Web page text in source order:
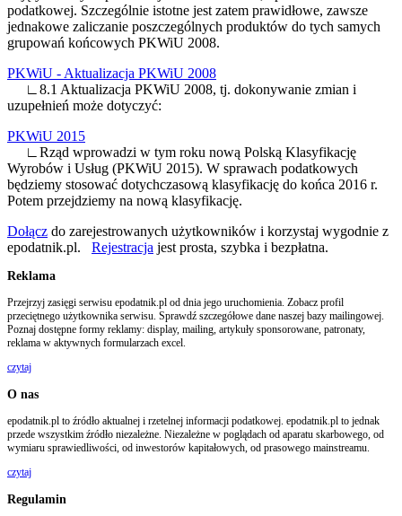
podatkowej. Szczególnie istotne jest zatem prawidłowe, zawsze
jednakowe zaliczanie poszczególnych produktów do tych samych
grupowań końcowych PKWiU 2008.
PKWiU - Aktualizacja PKWiU 2008
∟8.1 Aktualizacja PKWiU 2008, tj. dokonywanie zmian i
uzupełnień może dotyczyć:
PKWiU 2015
∟Rząd wprowadzi w tym roku nową Polską Klasyfikację
Wyrobów i Usług (PKWiU 2015). W sprawach podatkowych
będziemy stosować dotychczasową klasyfikację do końca 2016 r.
Potem przejdziemy na nową klasyfikację.
Dołącz do zarejestrowanych użytkowników i korzystaj wygodnie z
epodatnik.pl. Rejestracja jest prosta, szybka i bezpłatna.
Reklama
Przejrzyj zasięgi serwisu epodatnik.pl od dnia jego uruchomienia. Zobacz profil
przeciętnego użytkownika serwisu. Sprawdź szczegółowe dane naszej bazy mailingowej.
Poznaj dostępne formy reklamy: display, mailing, artykuły sponsorowane, patronaty,
reklama w aktywnych formularzach excel.
czytaj
O nas
epodatnik.pl to źródło aktualnej i rzetelnej informacji podatkowej. epodatnik.pl to jednak
przede wszystkim źródło niezależne. Niezależne w poglądach od aparatu skarbowego, od
wymiaru sprawiedliwości, od inwestorów kapitałowych, od prasowego mainstreamu.
czytaj
Regulamin